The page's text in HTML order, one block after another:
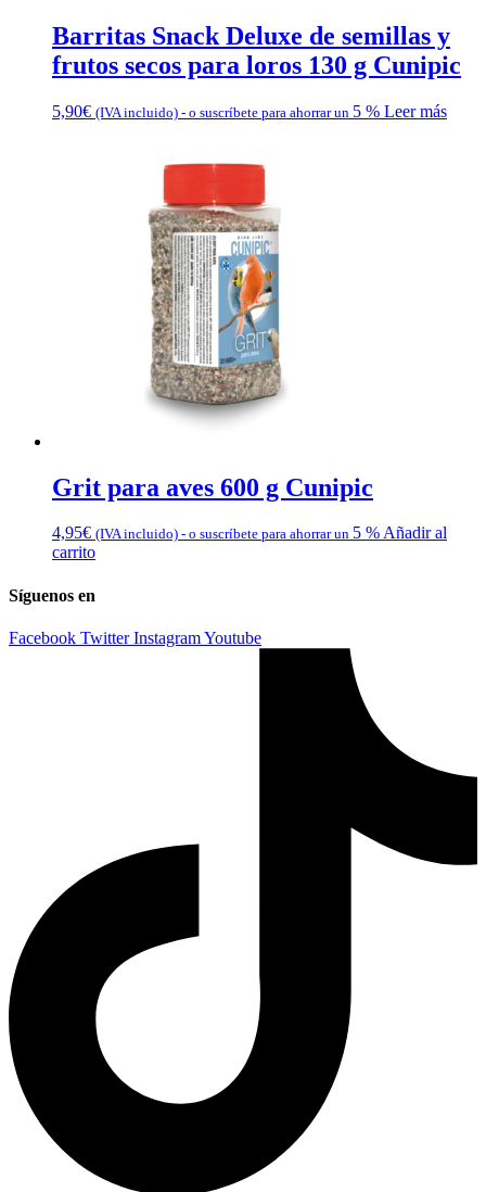
Barritas Snack Deluxe de semillas y
frutos secos para loros 130 g Cunipic
5,90€ (IVA incluido) - o suscríbete para ahorrar un 5 % Leer más
Grit para aves 600 g Cunipic
4,95€ (IVA incluido) - o suscríbete para ahorrar un 5 %Añadir al
carrito
Síguenos en
Facebook Twitter InstagramYoutube